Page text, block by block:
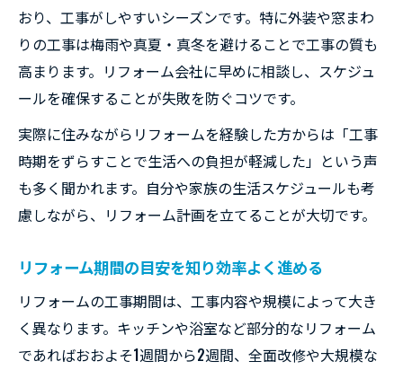
おり、工事がしやすいシーズンです。特に外装や窓まわ
りの工事は梅雨や真夏・真冬を避けることで工事の質も
高まります。リフォーム会社に早めに相談し、スケジュ
ールを確保することが失敗を防ぐコツです。
実際に住みながらリフォームを経験した方からは「工事
時期をずらすことで生活への負担が軽減した」という声
も多く聞かれます。自分や家族の生活スケジュールも考
慮しながら、リフォーム計画を立てることが大切です。
リフォーム期間の目安を知り効率よく進める
リフォームの工事期間は、工事内容や規模によって大き
く異なります。キッチンや浴室など部分的なリフォーム
であればおおよそ1週間から2週間、全面改修や大規模な